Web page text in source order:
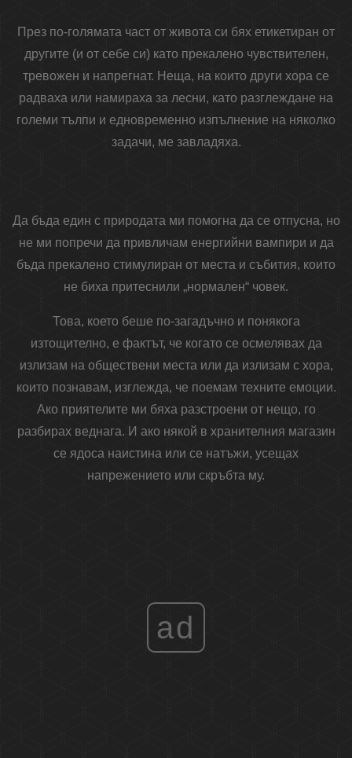
През по-голямата част от живота си бях етикетиран от
другите (и от себе си) като прекалено чувствителен,
тревожен и напрегнат. Неща, на които други хора се
радваха или намираха за лесни, като разглеждане на
големи тълпи и едновременно изпълнение на няколко
задачи, ме завладяха.
Да бъда един с природата ми помогна да се отпусна, но
не ми попречи да привличам енергийни вампири и да
бъда прекалено стимулиран от места и събития, които
не биха притеснили „нормален“ човек.
Това, което беше по-загадъчно и понякога
изтощително, е фактът, че когато се осмелявах да
излизам на обществени места или да излизам с хора,
които познавам, изглежда, че поемам техните емоции.
Ако приятелите ми бяха разстроени от нещо, го
разбирах веднага. И ако някой в ​​хранителния магазин
се ядоса наистина или се натъжи, усещах
напрежението или скръбта му.
ad